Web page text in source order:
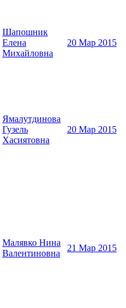
Шапошник
Елена
Михайловна
20 Мар 2015
Ямалутдинова
Гузель
Хасиятовна
20 Мар 2015
Малявко Нина
Валентиновна
21 Мар 2015